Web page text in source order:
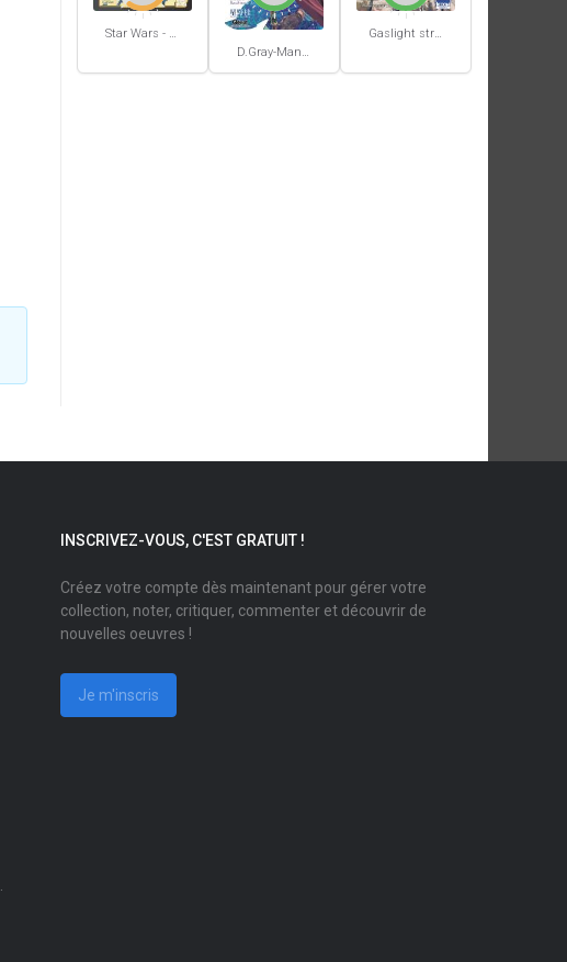
Star Wars - La Haute République - Un équilibre fragile Gaslight stray dog detectives #1
INSCRIVEZ-VOUS, C'EST GRATUIT !
Créez votre compte dès maintenant pour gérer votre
collection, noter, critiquer, commenter et découvrir de
nouvelles oeuvres !
Je m'inscris